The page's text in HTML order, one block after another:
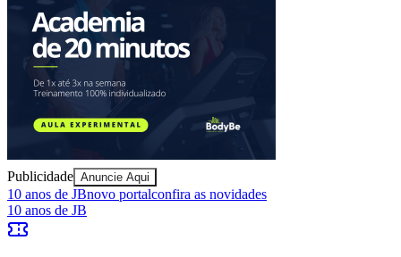
Publicidade Anuncie Aqui